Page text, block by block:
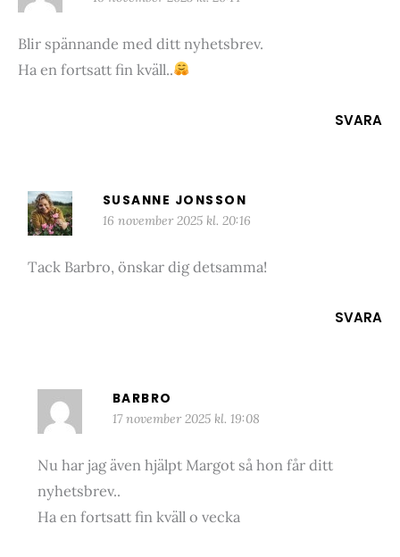
Blir spännande med ditt nyhetsbrev.
Ha en fortsatt fin kväll..
SVARA
SUSANNE JONSSON
16 november 2025 kl. 20:16
Tack Barbro, önskar dig detsamma!
SVARA
BARBRO
17 november 2025 kl. 19:08
Nu har jag även hjälpt Margot så hon får ditt
nyhetsbrev..
Ha en fortsatt fin kväll o vecka